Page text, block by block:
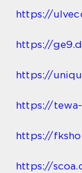
https://
https://
https://
https://
https://
https://